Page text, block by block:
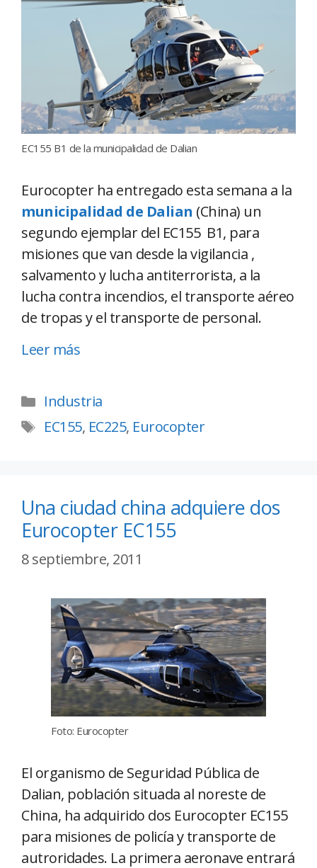
EC155 B1 de la municipalidad de Dalian
Eurocopter ha entregado esta semana a la
municipalidad de Dalian (China) un
segundo ejemplar del EC155 B1, para
misiones que van desde la vigilancia ,
salvamento y lucha antiterrorista, a la
lucha contra incendios, el transporte aéreo
de tropas y el transporte de personal.
Leer más
Industria
EC155, EC225, Eurocopter
Una ciudad china adquiere dos
Eurocopter EC155
8 septiembre, 2011
Foto: Eurocopter
El organismo de Seguridad Pública de
Dalian, población situada al noreste de
China, ha adquirido dos Eurocopter EC155
para misiones de policía y transporte de
autroridades. La primera aeronave entrará